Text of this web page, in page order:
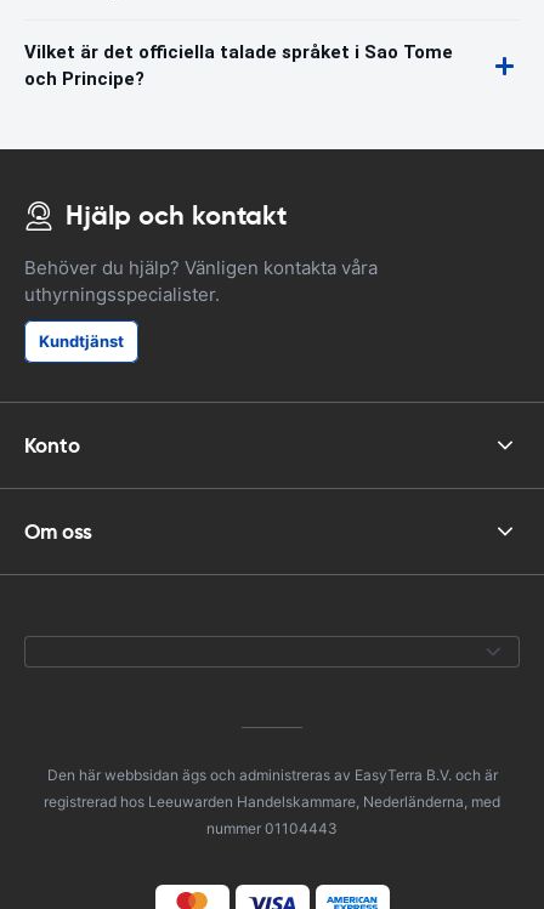
Vilket är det officiella talade språket i Sao Tome
och Principe?
Hjälp och kontakt
Behöver du hjälp? Vänligen kontakta våra
uthyrningsspecialister.
Kundtjänst
Konto
Om oss
Den här webbsidan ägs och administreras av EasyTerra B.V. och är
registrerad hos Leeuwarden Handelskammare, Nederländerna, med
nummer 01104443